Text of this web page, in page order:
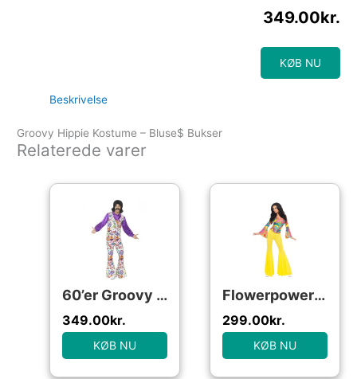
349.00kr.
KØB NU
Beskrivelse
Groovy Hippie Kostume – Bluse$ Bukser
Relaterede varer
60’er Groovy Hippie Kostume
349.00kr.
KØB NU
Flowerpower Kostume
299.00kr.
KØB NU